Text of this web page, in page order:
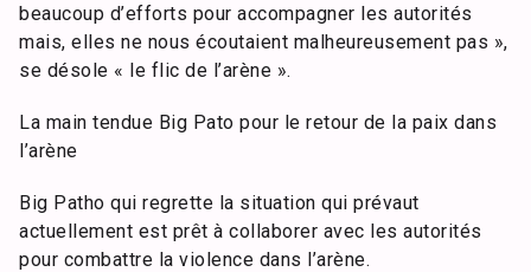
beaucoup d’efforts pour accompagner les autorités
mais, elles ne nous écoutaient malheureusement pas »,
se désole « le flic de l’arène ».
La main tendue Big Pato pour le retour de la paix dans
l’arène
Big Patho qui regrette la situation qui prévaut
actuellement est prêt à collaborer avec les autorités
pour combattre la violence dans l’arène.